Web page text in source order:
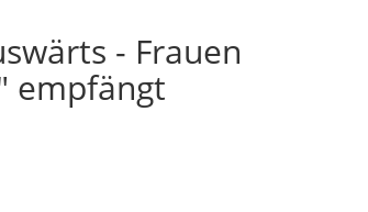
- Frauen
empfängt